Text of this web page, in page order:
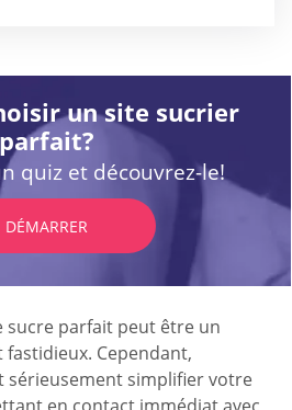
un site sucrier
parfait?
quiz et découvrez-le!
DÉMARRER
sucre parfait peut être un
Cependant,
sérieusement simplifier votre